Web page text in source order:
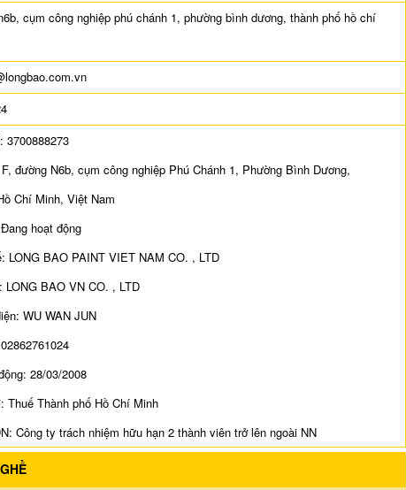
cụm công nghiệp phú chánh 1, phường bình dương, thành phố hồ chí
3700888273
đường N6b, cụm công nghiệp Phú Chánh 1, Phường Bình Dương,
Chí Minh, Việt Nam
hoạt động
LONG BAO PAINT VIET NAM CO. , LTD
LONG BAO VN CO. , LTD
WU WAN JUN
28/03/2008
Thuế Thành phố Hồ Chí Minh
Công ty trách nhiệm hữu hạn 2 thành viên trở lên ngoài NN